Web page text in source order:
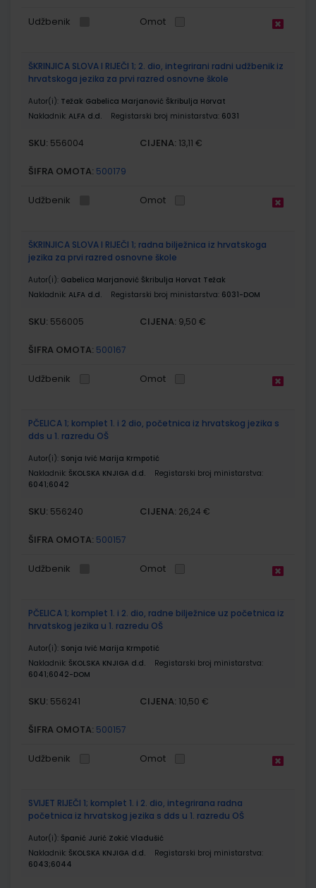
Udžbenik Omot
ŠKRINJICA SLOVA I RIJEČI 1; 2. dio, integrirani radni udžbenik iz
hrvatskoga jezika za prvi razred osnovne škole
Autor(i): Težak Gabelica Marjanović Škribulja Horvat
Nakladnik: ALFA d.d. Registarski broj ministarstva: 6031
SKU: 556004 CIJENA: 13,11 €
ŠIFRA OMOTA: 500179
Udžbenik Omot
ŠKRINJICA SLOVA I RIJEČI 1; radna bilježnica iz hrvatskoga
jezika za prvi razred osnovne škole
Autor(i): Gabelica Marjanović Škribulja Horvat Težak
Nakladnik: ALFA d.d. Registarski broj ministarstva: 6031-DOM
SKU: 556005 CIJENA: 9,50 €
ŠIFRA OMOTA: 500167
Udžbenik Omot
PČELICA 1; komplet 1. i 2 dio, početnica iz hrvatskog jezika s
dds u 1. razredu OŠ
Autor(i): Sonja Ivić Marija Krmpotić
Nakladnik: ŠKOLSKA KNJIGA d.d.
Registarski broj ministarstva:
6041;6042
SKU: 556240 CIJENA: 26,24 €
ŠIFRA OMOTA: 500157
Udžbenik Omot
PČELICA 1; komplet 1. i 2. dio, radne bilježnice uz početnica iz
hrvatskog jezika u 1. razredu OŠ
Autor(i): Sonja Ivić Marija Krmpotić
Nakladnik: ŠKOLSKA KNJIGA d.d.
Registarski broj ministarstva:
6041;6042-DOM
SKU: 556241 CIJENA: 10,50 €
ŠIFRA OMOTA: 500157
Udžbenik Omot
SVIJET RIJEČI 1; komplet 1. i 2. dio, integrirana radna
početnica iz hrvatskog jezika s dds u 1. razredu OŠ
Autor(i): Španić Jurić Zokić Vladušić
Nakladnik: ŠKOLSKA KNJIGA d.d.
Registarski broj ministarstva:
6043;6044